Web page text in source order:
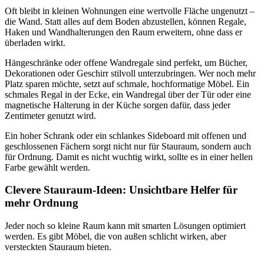
Oft bleibt in kleinen Wohnungen eine wertvolle Fläche ungenutzt –
die Wand. Statt alles auf dem Boden abzustellen, können Regale,
Haken und Wandhalterungen den Raum erweitern, ohne dass er
überladen wirkt.
Hängeschränke oder offene Wandregale sind perfekt, um Bücher,
Dekorationen oder Geschirr stilvoll unterzubringen. Wer noch mehr
Platz sparen möchte, setzt auf schmale, hochformatige Möbel. Ein
schmales Regal in der Ecke, ein Wandregal über der Tür oder eine
magnetische Halterung in der Küche sorgen dafür, dass jeder
Zentimeter genutzt wird.
Ein hoher Schrank oder ein schlankes Sideboard mit offenen und
geschlossenen Fächern sorgt nicht nur für Stauraum, sondern auch
für Ordnung. Damit es nicht wuchtig wirkt, sollte es in einer hellen
Farbe gewählt werden.
Clevere Stauraum-Ideen: Unsichtbare Helfer für
mehr Ordnung
Jeder noch so kleine Raum kann mit smarten Lösungen optimiert
werden. Es gibt Möbel, die von außen schlicht wirken, aber
versteckten Stauraum bieten.